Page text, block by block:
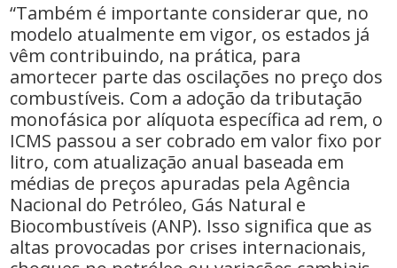
“Também é importante considerar que, no
modelo atualmente em vigor, os estados já
vêm contribuindo, na prática, para
amortecer parte das oscilações no preço dos
combustíveis. Com a adoção da tributação
monofásica por alíquota específica ad rem, o
ICMS passou a ser cobrado em valor fixo por
litro, com atualização anual baseada em
médias de preços apuradas pela Agência
Nacional do Petróleo, Gás Natural e
Biocombustíveis (ANP). Isso significa que as
altas provocadas por crises internacionais,